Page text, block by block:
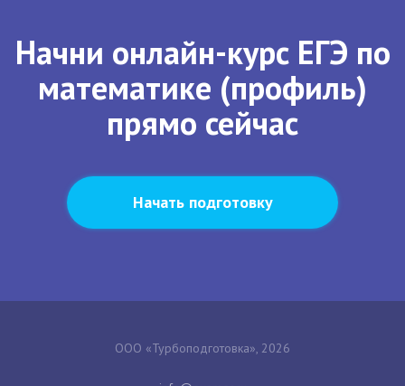
Начни онлайн-курс ЕГЭ по
математике (профиль)
прямо сейчас
Начать подготовку
ООО «Турбоподготовка», 2026